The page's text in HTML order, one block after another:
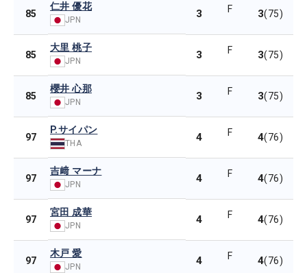
85
仁井 優花
JPN 3 F 3(75)
85
大里 桃子
JPN 3 F 3(75)
85
櫻井 心那
JPN 3 F 3(75)
97
P.サイパン
THA 4 F 4(76)
97
吉﨑 マーナ
JPN 4 F 4(76)
97
宮田 成華
JPN 4 F 4(76)
97
木戸 愛
JPN 4 F 4(76)